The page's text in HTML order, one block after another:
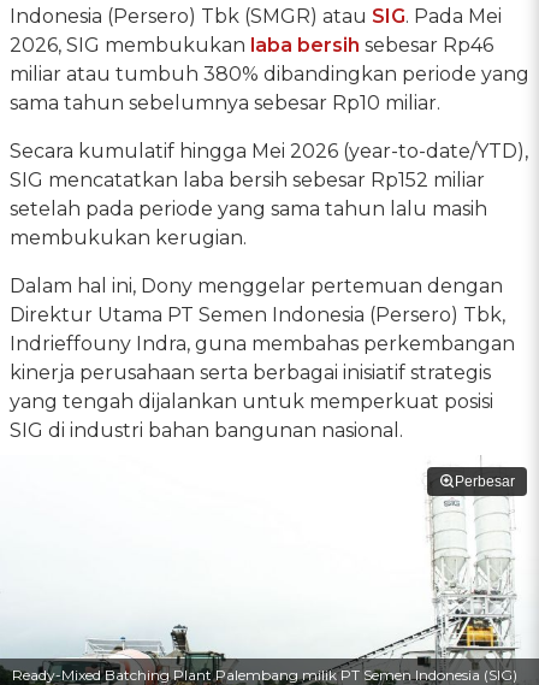
Indonesia (Persero) Tbk (SMGR) atau SIG. Pada Mei
2026, SIG membukukan laba bersih sebesar Rp46
miliar atau tumbuh 380% dibandingkan periode yang
sama tahun sebelumnya sebesar Rp10 miliar.
Secara kumulatif hingga Mei 2026 (year-to-date/YTD),
SIG mencatatkan laba bersih sebesar Rp152 miliar
setelah pada periode yang sama tahun lalu masih
membukukan kerugian.
Dalam hal ini, Dony menggelar pertemuan dengan
Direktur Utama PT Semen Indonesia (Persero) Tbk,
Indrieffouny Indra, guna membahas perkembangan
kinerja perusahaan serta berbagai inisiatif strategis
yang tengah dijalankan untuk memperkuat posisi
SIG di industri bahan bangunan nasional.
Perbesar
Ready-Mixed Batching Plant Palembang milik PT Semen Indonesia (SIG)